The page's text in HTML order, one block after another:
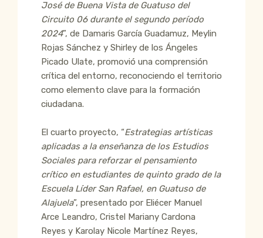
José de Buena Vista de Guatuso del
Circuito 06 durante el segundo período
2024”, de Damaris García Guadamuz, Meylin
Rojas Sánchez y Shirley de los Ángeles
Picado Ulate, promovió una comprensión
crítica del entorno, reconociendo el territorio
como elemento clave para la formación
ciudadana.
El cuarto proyecto, “Estrategias artísticas
aplicadas a la enseñanza de los Estudios
Sociales para reforzar el pensamiento
crítico en estudiantes de quinto grado de la
Escuela Líder San Rafael, en Guatuso de
Alajuela”, presentado por Eliécer Manuel
Arce Leandro, Cristel Mariany Cardona
Reyes y Karolay Nicole Martínez Reyes,